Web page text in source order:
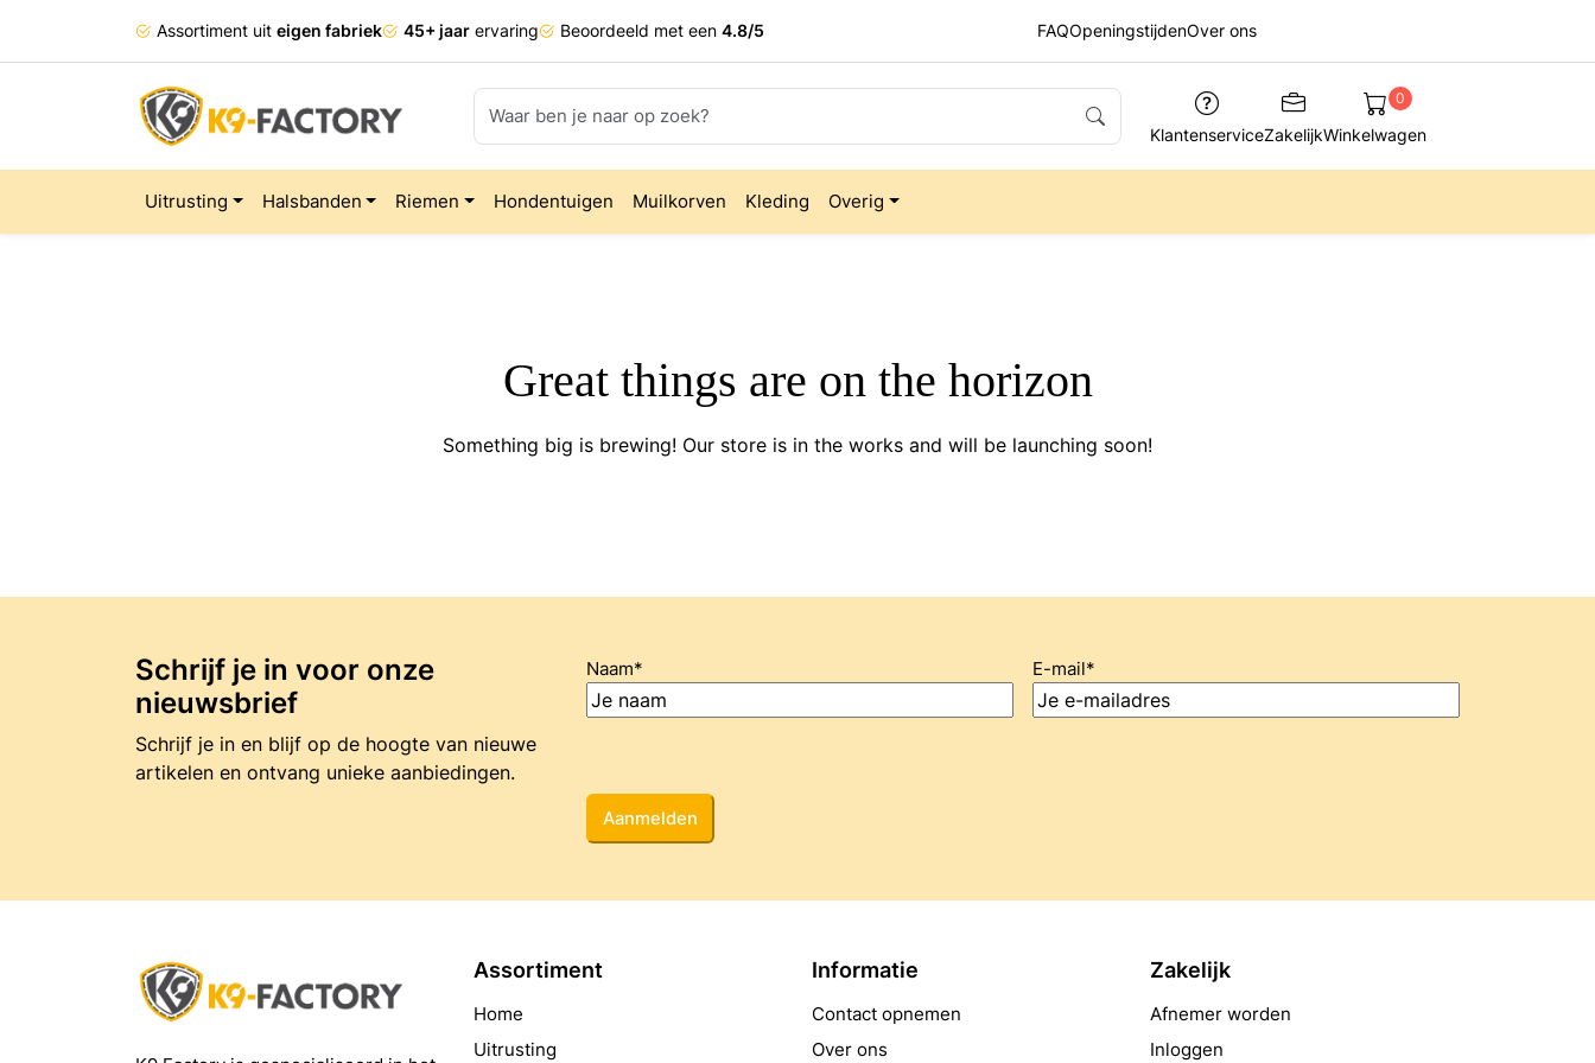
Assortiment uit eigen fabriek 45+ jaar ervaring Beoordeeld met een 4.8/5 FAQOpeningstijdenOver ons
KlantenserviceZakelijkWinkelwagen
0
Uitrusting Halsbanden Riemen Hondentuigen Muilkorven Kleding Overig
Great things are on the horizon
Something big is brewing! Our store is in the works and will be launching soon!
Schrijf je in voor onze
nieuwsbrief
Schrijf je in en blijf op de hoogte van nieuwe
artikelen en ontvang unieke aanbiedingen.
Naam* E-mail*
Assortiment
Home
Uitrusting
Informatie
Contact opnemen
Over ons
Zakelijk
Afnemer worden
Inloggen